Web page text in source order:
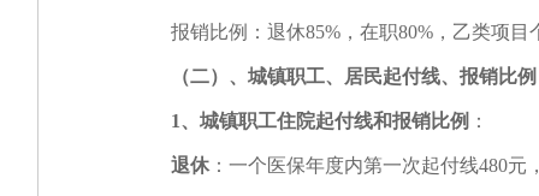
报销比例：退休85%，在职80%，乙类项目
（二）、城镇职工、居民起付线、报销比例
1、城镇职工住院起付线和报销比例 ：
退休：一个医保年度内第一次起付线480元